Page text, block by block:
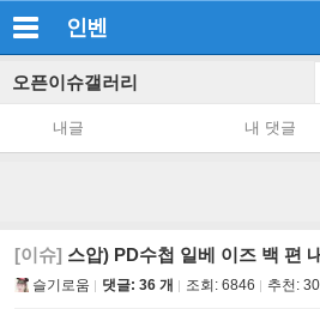
인벤
오픈이슈갤러리
내글 내 댓글
[이슈] 스압) PD수첩 일베 이즈 백 편
슬기로움 댓글: 36 개 조회: 6846 추천: 30